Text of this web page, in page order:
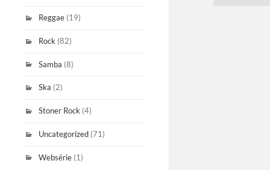
Reggae (19)
Rock (82)
Samba (8)
Ska (2)
Stoner Rock (4)
Uncategorized (71)
Websérie (1)